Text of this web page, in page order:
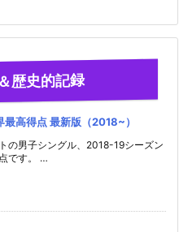
歴史的記録
最高得点 最新版（2018~）
の男子シングル、2018-19シーズン
です。 …